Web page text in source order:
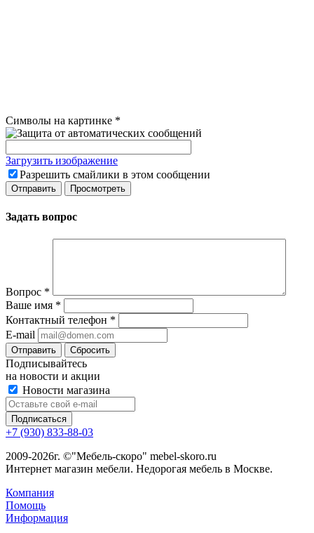
Символы на картинке *
Загрузить изображение
Разрешить смайлики в этом сообщении
Задать вопрос
Вопрос *
Ваше имя *
Контактный телефон *
E-mail
Сбросить
Подписывайтесь
на новости и акции
Новости магазина
+7 (930) 833-88-03
2009-2026г. ©"Мебель-скоро" mebel-skoro.ru
Интернет магазин мебели. Недорогая мебель в Москве.
Компания
Помощь
Информация